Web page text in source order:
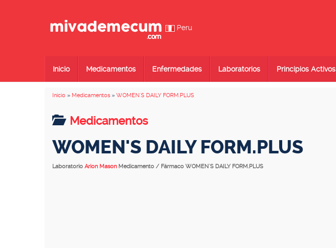
Peru
Inicio Medicamentos Enfermedades Laboratorios Principios Activos
Inicio » Medicamentos » WOMEN'S DAILY FORM.PLUS
Medicamentos
WOMEN'S DAILY FORM.PLUS
Laboratorio Arion Mason Medicamento / Fármaco WOMEN'S DAILY FORM.PLUS